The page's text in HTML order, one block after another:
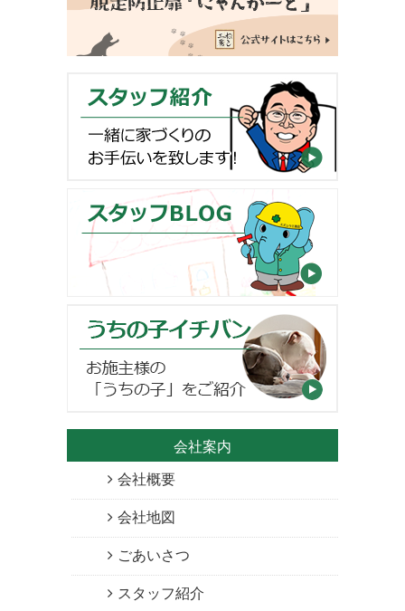
会社案内
会社概要
会社地図
ごあいさつ
スタッフ紹介